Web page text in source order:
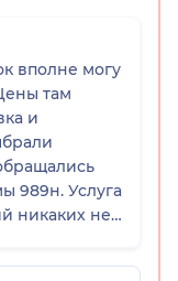
вполне могу
там
и
989н. Услуга
никаких нет.